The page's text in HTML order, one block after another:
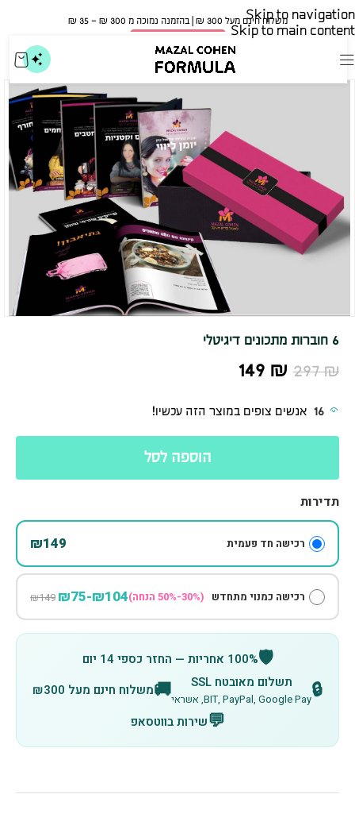
Skip to navigation
Skip to main content
משלוח חינם מעל 300 ₪ | בהזמנה נמוכה מ 300 ₪ – 35 ₪​
6 חוברות מתכונים דיגיטלי
297₪
149 ₪
16 אנשים צופים במוצר הזה עכשיו!
הוספה לסל
תדירות
רכישה חד פעמית ₪149
רכישה כמנוי מתחדש (30%-50% הנחה) ₪104-₪75
₪149
🛡️100% אחריות — החזר כספי 14 יום
🔒 תשלום מאובטח SSL
BIT, PayPal, Google Pay, אשראי 🚚משלוח חינם מעל ₪300
💬שירות בווטסאפ